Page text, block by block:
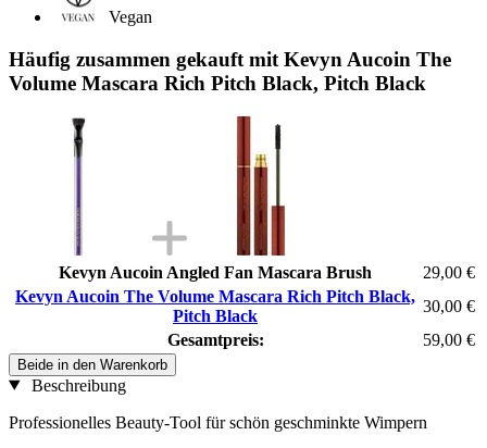
Vegan
Häufig zusammen gekauft mit Kevyn Aucoin The
Volume Mascara Rich Pitch Black, Pitch Black
Kevyn Aucoin Angled Fan Mascara Brush
29,00 €
Kevyn Aucoin The Volume Mascara Rich Pitch Black,
Pitch Black
30,00 €
Gesamtpreis:
59,00 €
Beide in den Warenkorb
Beschreibung
Professionelles Beauty-Tool für schön geschminkte Wimpern